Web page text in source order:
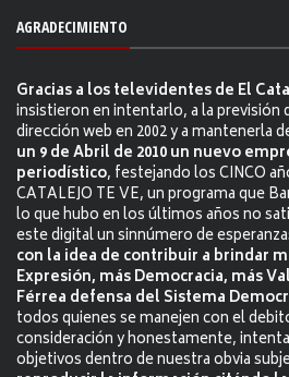
AGRADECIMIENTO
Gracias a los televidentes de El
insistieron en intentarlo, a la previsión
dirección web en 2002 y a mantenerla
un 9 de Abril de 2010 un nuevo
periodístico, festejando los CINCO
CATALEJO TE VE, un programa que
lo que hubo en los últimos años no
este digital un sinnúmero de
con la idea de contribuir a brindar
Expresión, más Democracia, más
Férrea defensa del Sistema
todos quienes se manejen con el
consideración y honestamente,
objetivos dentro de nuestra obvia